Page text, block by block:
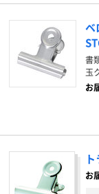
ベ
書
玉
お
お